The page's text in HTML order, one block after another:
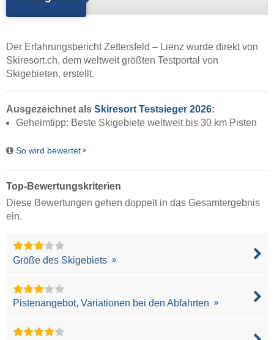
Der Erfahrungsbericht Zettersfeld – Lienz wurde direkt von
Skiresort.ch, dem weltweit größten Testportal von
Skigebieten, erstellt.
Ausgezeichnet als Skiresort Testsieger 2026:
Geheimtipp: Beste Skigebiete weltweit bis 30 km Pisten
So wird bewertet
Top-Bewertungskriterien
Diese Bewertungen gehen doppelt in das Gesamtergebnis
ein.
Größe des Skigebiets
Pistenangebot, Variationen bei den Abfahrten